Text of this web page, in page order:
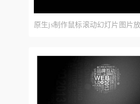
原生js制作鼠标滚动幻灯片图片